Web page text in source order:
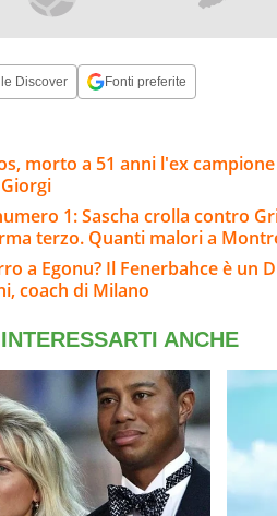
Discover Fonti preferite
morto a 51 anni l'ex
1: Sascha crolla contro
terzo. Quanti malori a
a Egonu? Il Fenerbahce è un
coach di Milano